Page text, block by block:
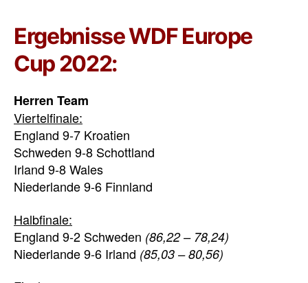
Ergebnisse WDF Europe
Cup 2022:
Herren Team
Viertelfinale:
England 9-7 Kroatien
Schweden 9-8 Schottland
Irland 9-8 Wales
Niederlande 9-6 Finnland
Halbfinale:
England 9-2 Schweden (86,22 – 78,24)
Niederlande 9-6 Irland (85,03 – 80,56)